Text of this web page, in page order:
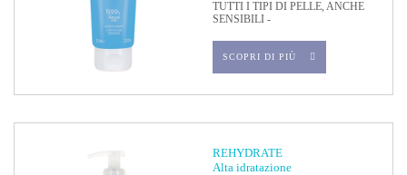
TUTTI I TIPI DI PELLE, ANCHE
SENSIBILI -
SCOPRI DI PIÙ
REHYDRATE
Alta idratazione